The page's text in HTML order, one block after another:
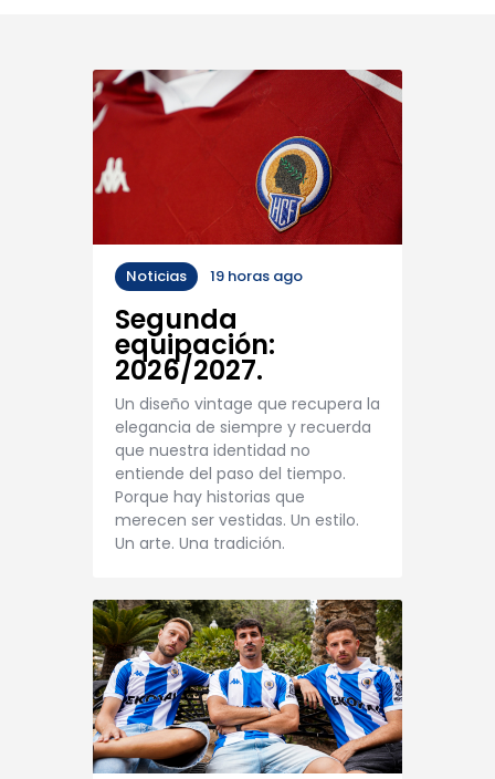
Noticias 19 horas ago
Segunda
equipación:
2026/2027.
Un diseño vintage que recupera la
elegancia de siempre y recuerda
que nuestra identidad no
entiende del paso del tiempo.
Porque hay historias que
merecen ser vestidas. Un estilo.
Un arte. Una tradición.